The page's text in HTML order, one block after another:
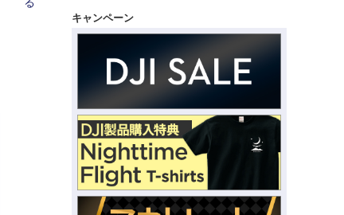
キャンペーン